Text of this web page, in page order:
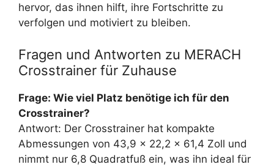
hervor, das ihnen hilft, ihre Fortschritte zu
verfolgen und motiviert zu bleiben.
Fragen und Antworten zu MERACH
Crosstrainer für Zuhause
Frage: Wie viel Platz benötige ich für den
Crosstrainer?
Antwort: Der Crosstrainer hat kompakte
Abmessungen von 43,9 x 22,2 x 61,4 Zoll und
nimmt nur 6,8 Quadratfuß ein, was ihn ideal für